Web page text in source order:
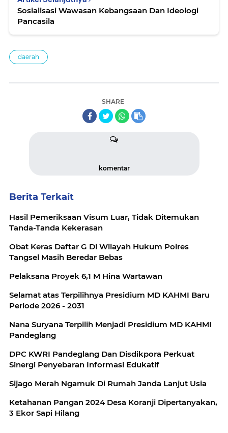
Sosialisasi Wawasan Kebangsaan Dan Ideologi
Pancasila
daerah
SHARE
komentar
Berita Terkait
Hasil Pemeriksaan Visum Luar, Tidak Ditemukan
Tanda-Tanda Kekerasan
Obat Keras Daftar G Di Wilayah Hukum Polres
Tangsel Masih Beredar Bebas
Pelaksana Proyek 6,1 M Hina Wartawan
Selamat atas Terpilihnya Presidium MD KAHMI Baru
Periode 2026 - 2031
Nana Suryana Terpilih Menjadi Presidium MD KAHMI
Pandeglang
DPC KWRI Pandeglang Dan Disdikpora Perkuat
Sinergi Penyebaran Informasi Edukatif
Sijago Merah Ngamuk Di Rumah Janda Lanjut Usia
Ketahanan Pangan 2024 Desa Koranji Dipertanyakan,
3 Ekor Sapi Hilang